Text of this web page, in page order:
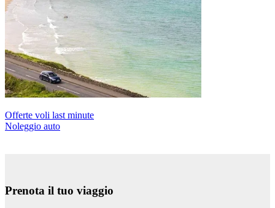
Offerte voli last minute
Noleggio auto
Prenota il tuo viaggio